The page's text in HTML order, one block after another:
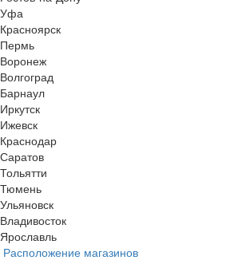
Уфа
Красноярск
Пермь
Воронеж
Волгоград
Барнаул
Иркутск
Ижевск
Краснодар
Саратов
Тольятти
Тюмень
Ульяновск
Владивосток
Ярославль
Расположение магазинов